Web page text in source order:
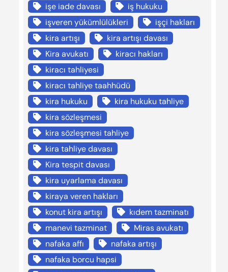
işe iade davası
iş hukuku
işveren yükümlülükleri
işçi hakları
kira artışı
kira artışı davası
Kira avukatı
kiracı hakları
kiracı tahliyesi
kiracı tahliye taahhüdü
kira hukuku
kira hukuku tahliye
kira sözleşmesi
kira sözleşmesi tahliye
kira tahliye davası
Kira tespit davası
kira uyarlama davası
kiraya veren hakları
konut kira artışı
kıdem tazminatı
manevi tazminat
Miras avukatı
nafaka affı
nafaka artışı
nafaka borcu hapsi